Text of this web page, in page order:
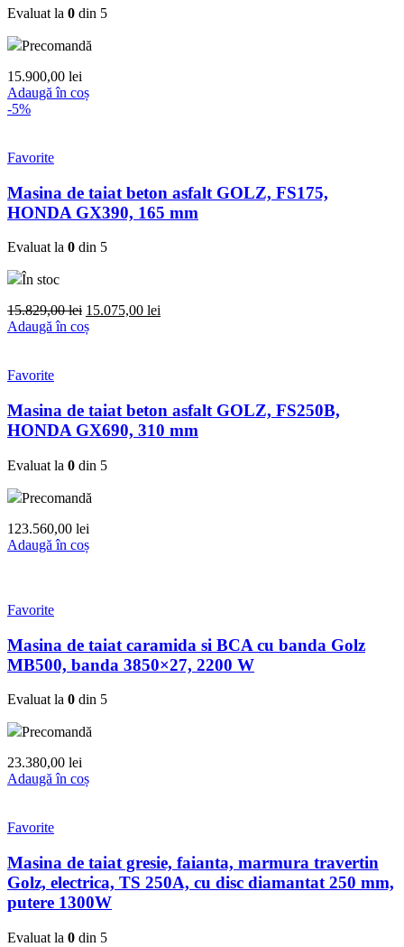
Evaluat la 0 din 5
Precomandă
15.900,00 lei
Adaugă în coș
-5%
Favorite
Masina de taiat beton asfalt GOLZ, FS175,
HONDA GX390, 165 mm
Evaluat la 0 din 5
În stoc
15.829,00lei Prețul
inițial
15.075,00 lei
Adaugă în coș
Favorite
Masina de taiat beton asfalt GOLZ, FS250B,
HONDA GX690, 310 mm
Evaluat la 0 din 5
Precomandă
123.560,00 lei
Adaugă în coș
Favorite
Masina de taiat caramida si BCA cu banda Golz
MB500, banda 3850×27, 2200 W
Evaluat la 0 din 5
Precomandă
23.380,00 lei
Adaugă în coș
Favorite
Masina de taiat gresie, faianta, marmura travertin
Golz, electrica, TS 250A, cu disc diamantat 250 mm,
putere 1300W
Evaluat la 0 din 5